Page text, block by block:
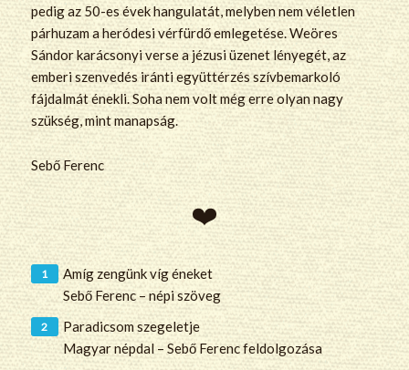
pedig az 50-es évek hangulatát, melyben nem véletlen
párhuzam a heródesi vérfürdő emlegetése. Weöres
Sándor karácsonyi verse a jézusi üzenet lényegét, az
emberi szenvedés iránti együttérzés szívbemarkoló
fájdalmát énekli. Soha nem volt még erre olyan nagy
szükség, mint manapság.
Sebő Ferenc
Amíg zengünk víg éneket
Sebő Ferenc – népi szöveg
Paradicsom szegeletje
Magyar népdal – Sebő Ferenc feldolgozása